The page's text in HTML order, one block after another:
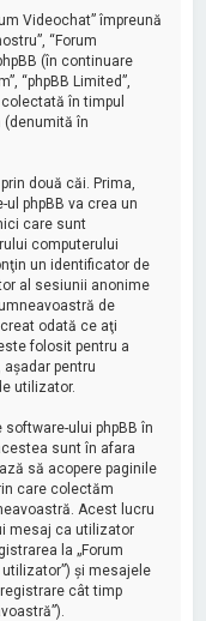
Videochat” împreună
“Forum
(în continuare
“phpBB Limited”,
în timpul
în
două căi. Prima,
ul phpBB va crea un
care sunt
computerului
un identificator de
al sesiunii anonime
de
odată ce aţi
folosit pentru a
pentru
utilizator.
ului phpBB în
sunt în afara
să acopere paginile
care colectăm
Acest lucru
mesaj ca utilizator
la „Forum
şi mesajele
cât timp